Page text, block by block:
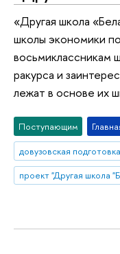
«Другая школа
школы экономики
восьмиклассникам
ракурса и
лежат в основе их
Поступающим
довузовская подготовка
проект "Другая школа